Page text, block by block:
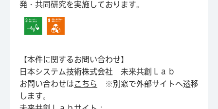
発・共同研究を実施しております。
【本件に関するお問い合わせ】
日本システム技術株式会社 未来共創Ｌａｂ
お問い合わせはこちら
※別窓で外部サイトへ遷移
します。